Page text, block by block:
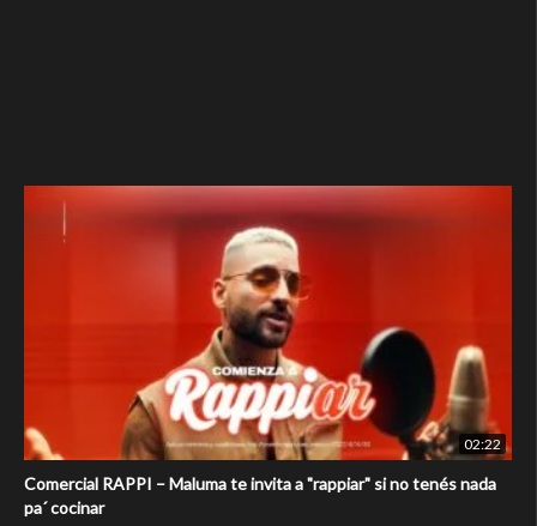
02:22
Comercial RAPPI – Maluma te invita a "rappiar" si no tenés nada
pa´ cocinar